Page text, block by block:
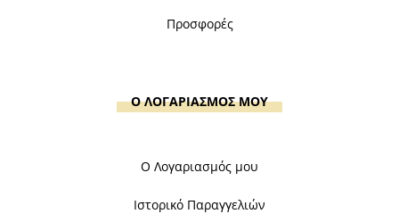
Προσφορές
Ο ΛΟΓΑΡΙΑΣΜΟΣ ΜΟΥ
Ο Λογαριασμός μου
Ιστορικό Παραγγελιών